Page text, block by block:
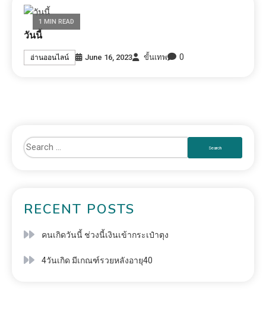
1 MIN READ
วันนี้
อ่านออนไลน์ June 16, 2023 ขั้นเทพ 0
RECENT POSTS
คนเกิดวันนี้ ช่วงนี้เงินเข้ากระเป๋าตุง
4วันเกิด มีเกณฑ์รวยหลังอายุ40